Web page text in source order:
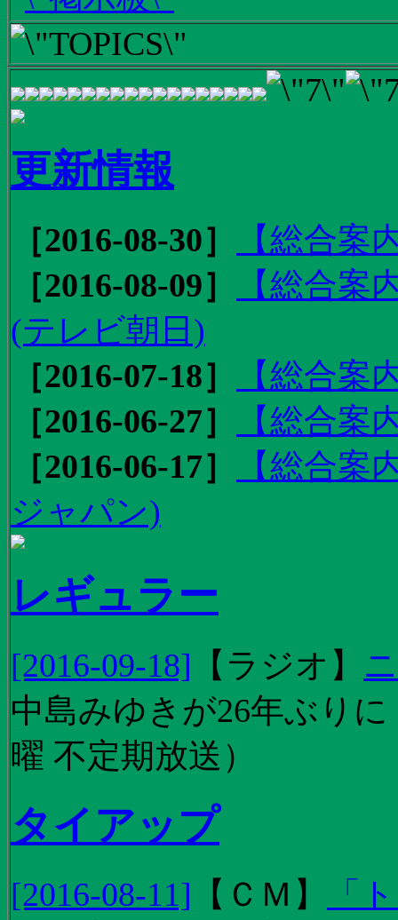
更新情報
［2016-08-30］
【総合
［2016-08-09］
【総合
(テレビ朝日)
［2016-07-18］
【総合案
［2016-06-27］
【総合案
［2016-06-17］
【総合
ジャパン)
レギュラー
[2016-09-18] 【 ラジオ 】
中島みゆきが26年ぶり
曜 不定期放送）
タイアップ
[2016-08-11] 【 ＣＭ 】
「